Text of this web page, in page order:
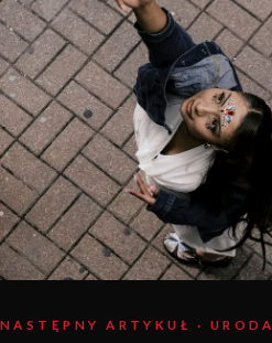
NASTĘPNY ARTYKUŁ · URODA